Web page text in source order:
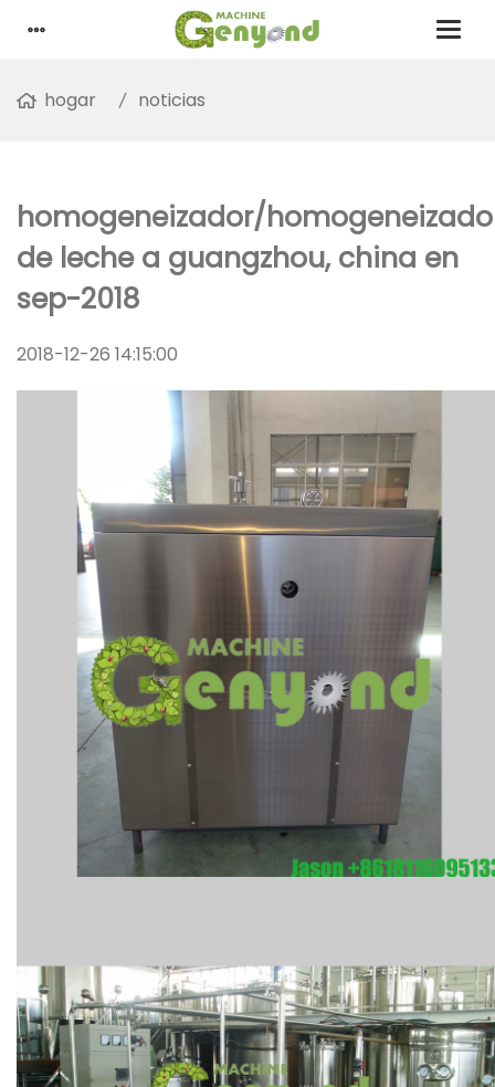
hogar noticias
homogeneizador/
de leche a guangzhou, china en
sep-2018
2018-12-26 14:15:00